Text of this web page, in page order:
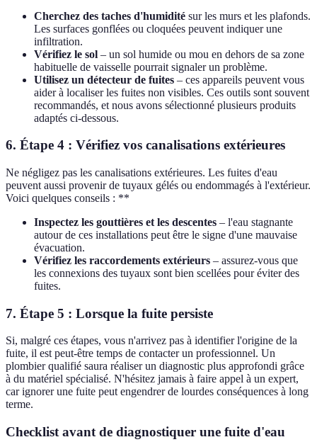
Cherchez des taches d'humidité sur les murs et les plafonds.
Les surfaces gonflées ou cloquées peuvent indiquer une
infiltration.
Vérifiez le sol – un sol humide ou mou en dehors de sa zone
habituelle de vaisselle pourrait signaler un problème.
Utilisez un détecteur de fuites – ces appareils peuvent vous
aider à localiser les fuites non visibles. Ces outils sont souvent
recommandés, et nous avons sélectionné plusieurs produits
adaptés ci-dessous.
6. Étape 4 : Vérifiez vos canalisations extérieures
Ne négligez pas les canalisations extérieures. Les fuites d'eau
peuvent aussi provenir de tuyaux gélés ou endommagés à l'extérieur.
Voici quelques conseils : **
Inspectez les gouttières et les descentes – l'eau stagnante
autour de ces installations peut être le signe d'une mauvaise
évacuation.
Vérifiez les raccordements extérieurs – assurez-vous que
les connexions des tuyaux sont bien scellées pour éviter des
fuites.
7. Étape 5 : Lorsque la fuite persiste
Si, malgré ces étapes, vous n'arrivez pas à identifier l'origine de la
fuite, il est peut-être temps de contacter un professionnel. Un
plombier qualifié saura réaliser un diagnostic plus approfondi grâce
à du matériel spécialisé. N'hésitez jamais à faire appel à un expert,
car ignorer une fuite peut engendrer de lourdes conséquences à long
terme.
Checklist avant de diagnostiquer une fuite d'eau